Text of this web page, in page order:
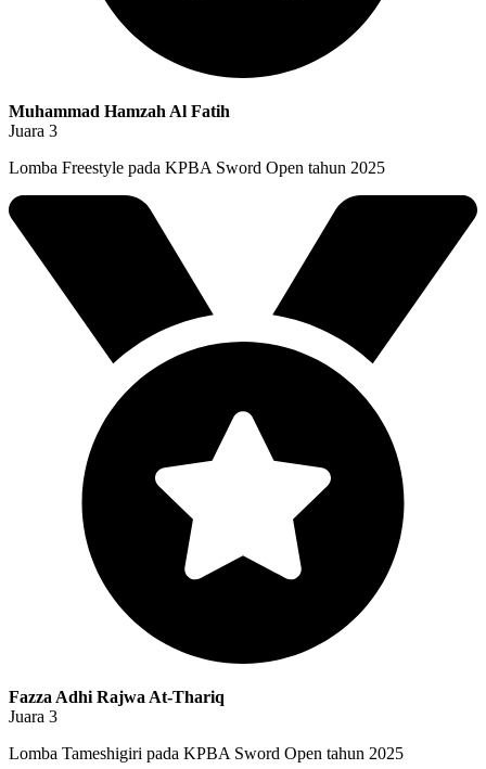
Muhammad Hamzah Al Fatih
Juara 3
Lomba Freestyle pada KPBA Sword Open tahun 2025
Fazza Adhi Rajwa At-Thariq
Juara 3
Lomba Tameshigiri pada KPBA Sword Open tahun 2025